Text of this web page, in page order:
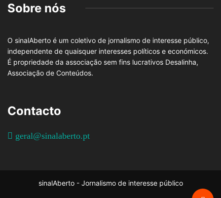
Sobre nós
O sinalAberto é um coletivo de jornalismo de interesse público,
independente de quaisquer interesses políticos e económicos.
É propriedade da associação sem fins lucrativos Desalinha,
Associação de Conteúdos.
Contacto
geral@sinalaberto.pt
sinalAberto - Jornalismo de interesse público